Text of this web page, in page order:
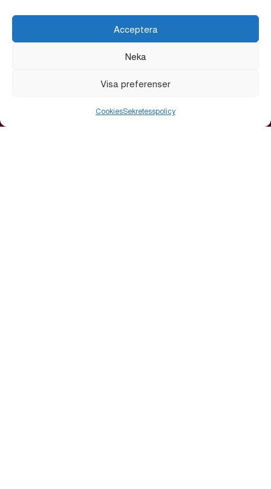
Acceptera
Neka
Visa preferenser
CookiesSekretesspolicy
ALLT LJUS PÅ UPPSALA
stadskärnan med verk av nationella och internationella
gemenskap och nya perspektiv.